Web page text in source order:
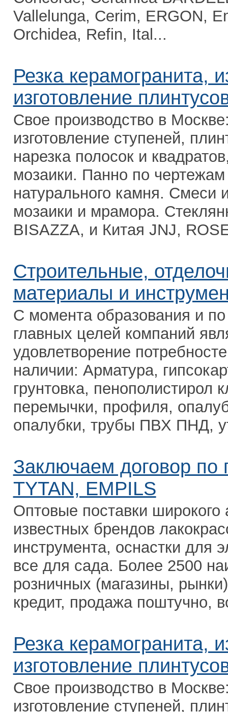
Vallelunga, Cerim, ERGON,
Orchidea, Refin, Ital...
Резка керамогранита,
изготовление
Свое производство в
изготовление ступеней,
нарезка полосок и
мозаики. Панно по чертежам
натурального камня. Смеси
мозаики и мрамора.
BISAZZA, и Китая JNJ,
Строительные,
материалы и
С момента образования и
главных целей компаний
удовлетворение
наличии: Арматура,
грунтовка, пенополистирол
перемычки, профиля,
опалубки, трубы ПВХ ПНД,
Заключаем договор по
TYTAN, EMPILS
Оптовые поставки широкого
известных брендов
инструмента, оснастки для
все для сада. Более 2500
розничных (магазины,
кредит, продажа поштучно,
Резка керамогранита,
изготовление
Свое производство в
изготовление ступеней,